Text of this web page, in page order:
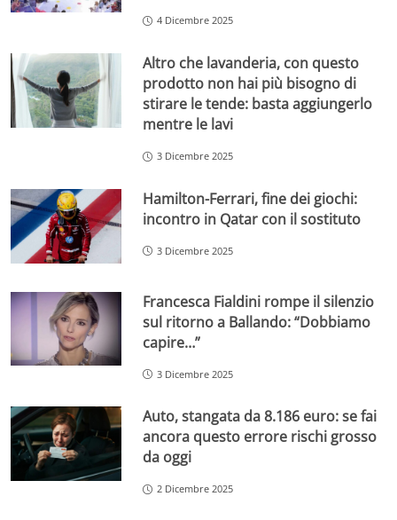
4 Dicembre 2025
Altro che lavanderia, con questo
prodotto non hai più bisogno di
stirare le tende: basta aggiungerlo
mentre le lavi
3 Dicembre 2025
Hamilton-Ferrari, fine dei giochi:
incontro in Qatar con il sostituto
3 Dicembre 2025
Francesca Fialdini rompe il silenzio
sul ritorno a Ballando: “Dobbiamo
capire…”
3 Dicembre 2025
Auto, stangata da 8.186 euro: se fai
ancora questo errore rischi grosso
da oggi
2 Dicembre 2025